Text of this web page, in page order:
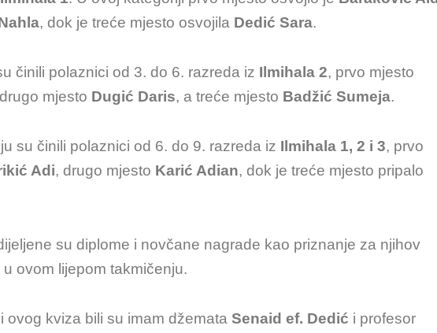
, dok je treće mjesto osvojila Dedić Sara.
činili polaznici od 3. do 6. razreda iz Ilmihala 2, prvo mjesto
mjesto Dugić Daris, a treće mjesto Badžić Sumeja.
su činili polaznici od 6. do 9. razreda iz Ilmihala 1, 2 i 3, prvo
Adi, drugo mjesto Karić Adian, dok je treće mjesto pripalo
su diplome i novčane nagrade kao priznanje za njihov
ovom lijepom takmičenju.
ovog kviza bili su imam džemata Senaid ef. Dedić i profesor